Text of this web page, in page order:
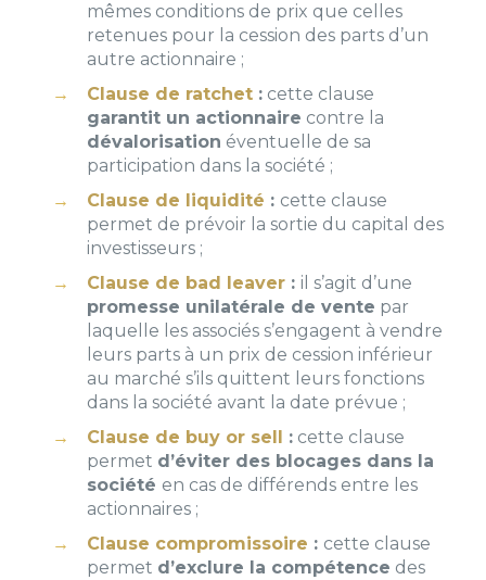
mêmes conditions de prix que celles
retenues pour la cession des parts d’un
autre actionnaire ;
Clause de ratchet:cette clause
garantit un actionnaire contre la
dévalorisation éventuelle de sa
participation dans la société ;
Clause de liquidité : cette clause
permet de prévoir la sortie du capital des
investisseurs ;
Clause de bad leaver: il s’agit d’une
promesse unilatérale de vente par
laquelle les associés s’engagent à vendre
leurs parts à un prix de cession inférieur
au marché s’ils quittent leurs fonctions
dans la société avant la date prévue ;
Clause de buy or sell :cette clause
permet d’éviter des blocages dans la
société en cas de différends entre les
actionnaires ;
Clause compromissoire : cette clause
permet d’exclure la compétence des